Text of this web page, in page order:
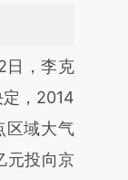
由第三方
章
总结而
日，李克
，2014
区域大气
元投向京